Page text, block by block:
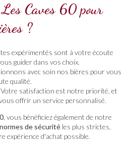
Caves 60 pour
?
expérimentés sont à votre écoute
guider dans vos choix.
avec soin nos bières pour vous
qualité.
Votre satisfaction est notre priorité, et
offrir un service personnalisé.
, vous bénéficiez également de notre
normes de sécurité les plus strictes,
expérience d'achat possible.